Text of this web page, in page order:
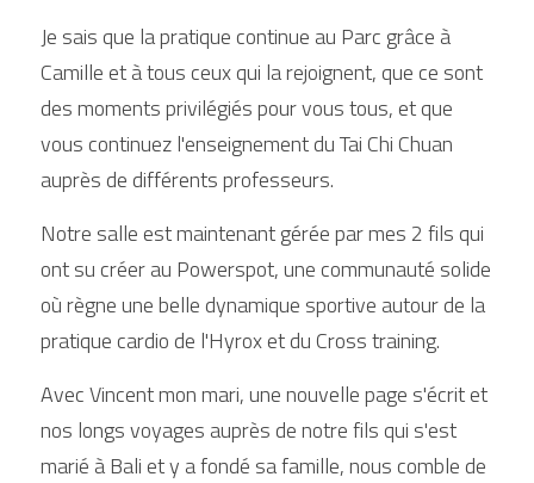
Je sais que la pratique continue au Parc grâce à
Camille et à tous ceux qui la rejoignent, que ce sont
des moments privilégiés pour vous tous, et que
vous continuez l'enseignement du Tai Chi Chuan
auprès de différents professeurs.
Notre salle est maintenant gérée par mes 2 fils qui
ont su créer au Powerspot, une communauté solide
où règne une belle dynamique sportive autour de la
pratique cardio de l'Hyrox et du Cross training.
Avec Vincent mon mari, une nouvelle page s'écrit et
nos longs voyages auprès de notre fils qui s'est
marié à Bali et y a fondé sa famille, nous comble de